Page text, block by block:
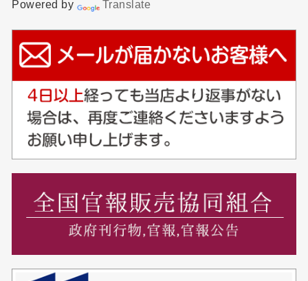
Powered by Translate